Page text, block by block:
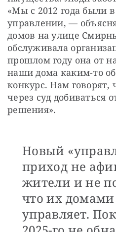
«Мы с 2012 года были
управлении, —
домов на улице
обслуживала
прошлом году она от
наши дома каким-то
конкурс. Нам говорят,
через суд добиваться
решения».
Новый
приход не
жители и не
что их домами
управляет.